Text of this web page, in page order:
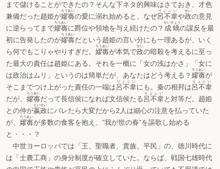
まで儲けることができたの？そんな下ネタ的興味はさておき、才色
兼備だった趙姫が嫪毐
ろうあい
の愛に溺れ始めると、なぜ呂不韋
りょふい
や政
せい
の意見
に逆らってまで嫪毐
ろうあい
に爵位や領地を与え続けたの？ 成蟜
せいきょう
の謀反を最
初に告発したのが嫪毐
ろうあい
だという趙姫の言い分にも一理あるが、いく
ら何でもこりゃやりすぎだ。 嫪毐
ろうあい
が本気で政
せい
の暗殺を考えるに至っ
た最大の責任は趙姫にある。それを一概に「女の浅はかさ」「女に
は政治はムリ」というのは簡単だが、あなたはどう考える？嫪毐
ろうあい
が
そこまでつけ上がった責任の一端は呂不韋
りょふい
にも。秦の相邦は呂不韋
りょふい
だが、 嫪毐
ろうあい
だって長信侯になれば文信侯たる呂不韋
りょふい
と対等だ。趙姫
との仲が嬴政
えいせい
にバレたら大変だから2人は細心の注意を払っていた
が、 嫪毐
ろうあい
が多数の食客を抱え、“我が世の春”を謳歌し始める
と・・・？
中世ヨーロッパでは「王、聖職者、貴族、平民」の、徳川時代に
は「士農工商」の身分制度が確立していた。ならば、戦国七雄時代